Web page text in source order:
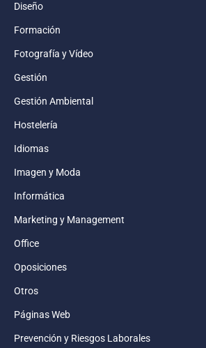
Diseño
Formación
Fotografía y Vídeo
Gestión
Gestión Ambiental
Hostelería
Idiomas
Imagen y Moda
Informática
Marketing y Management
Office
Oposiciones
Otros
Páginas Web
Prevención y Riesgos Laborales